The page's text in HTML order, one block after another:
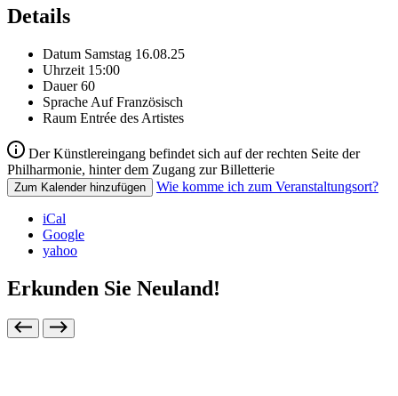
Details
Datum Samstag 16.08.25
Uhrzeit 15:00
Dauer 60
Sprache Auf Französisch
Raum Entrée des Artistes
Der Künstlereingang befindet sich auf der rechten Seite der
Philharmonie, hinter dem Zugang zur Billetterie
Zum Kalender hinzufügen Wie komme ich zum Veranstaltungsort?
iCal
Google
yahoo
Erkunden Sie Neuland!